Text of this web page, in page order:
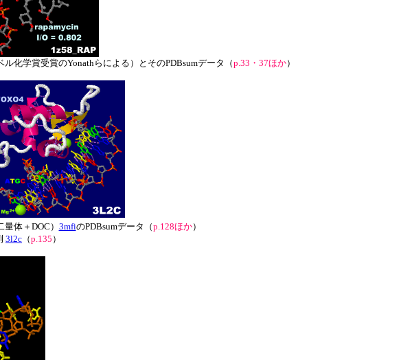
ル化学賞受賞のYonathらによる）とそのPDBsumデータ（p.33・37ほか）
体＋DOC） 3mfiのPDBsumデータ（p.128ほか）
3l2c （p.135 ）